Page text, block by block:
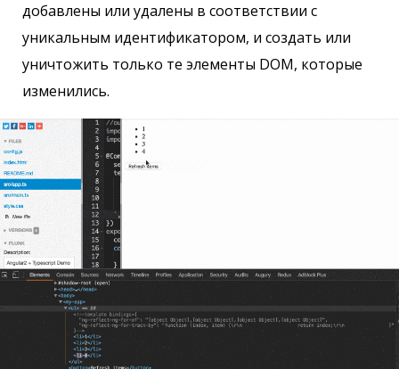
добавлены или удалены в соответствии с
уникальным идентификатором, и создать или
уничтожить только те элементы DOM, которые
изменились.